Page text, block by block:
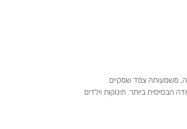
משמעותה צמד שמקיים
הבסיסית ביותר. תינוקות וילדים